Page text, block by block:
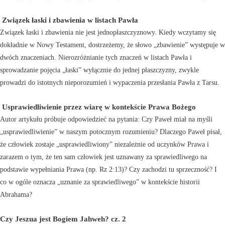
Związek łaski i zbawienia w listach Pawła
Związek łaski i zbawienia nie jest jednopłaszczyznowy. Kiedy wczytamy się
dokładnie w Nowy Testament, dostrzeżemy, że słowo „zbawienie” występuje w
dwóch znaczeniach. Nierozróżnianie tych znaczeń w listach Pawła i
sprowadzanie pojęcia „łaski” wyłącznie do jednej płaszczyzny, zwykle
prowadzi do istotnych nieporozumień i wypaczenia przesłania Pawła z Tarsu.
Usprawiedliwienie przez wiarę w kontekście Prawa Bożego
Autor artykułu próbuje odpowiedzieć na pytania: Czy Paweł miał na myśli
„usprawiedliwienie” w naszym potocznym rozumieniu? Dlaczego Paweł pisał,
że człowiek zostaje „usprawiedliwiony” niezależnie od uczynków Prawa i
zarazem o tym, że ten sam człowiek jest uznawany za sprawiedliwego na
podstawie wypełniania Prawa (np. Rz 2:13)? Czy zachodzi tu sprzeczność? I
co w ogóle oznacza „uznanie za sprawiedliwego” w kontekście historii
Abrahama?
Czy Jeszua jest Bogiem Jahweh? cz. 2